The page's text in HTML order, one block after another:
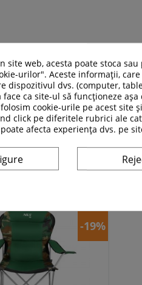
-19%
site web, acesta poate stoca
urilor". Aceste informații,
dispozitivul dvs. (computer,
ca site-ul să funcționeze
cookie-urile pe acest site
click pe diferitele rubrici ale
afecta experiența dvs. pe